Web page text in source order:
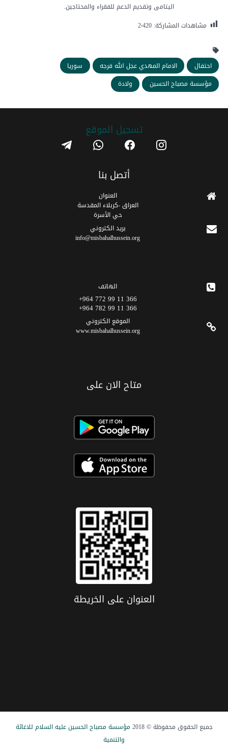
اليتامى وتقديم الدعم للفقراء والمحتاجين.
مشاهدات المشاركة: 2٬420
احتفال الامام المهدي عجل الله فرجه
سوريا
مؤسسة مصباح الحسين
ولادة
تسجیل الموقع instagram
facebook
whatsapp
telegram
أتصل بنا
العنوان
العراق -كربلاء المقدسة
حي الأسرة
برید الکتروني
info@misbahalhussein.org
الهاتف
366 11 99 772 964+
366 11 99 782 964+
الموقع الکتروني
www.misbahalhussein.org
متاح الان على
العنوان علی الخریطة
جميع الحقوق محفوظة © 2018
مؤسسة مصباح الحسین علیه السلام للاغاثة
والتنمیة